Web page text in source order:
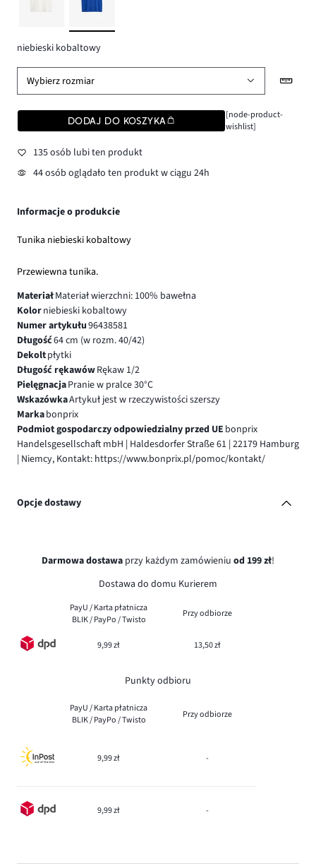
niebieski kobaltowy
Wybierz rozmiar
DODAJ DO KOSZYKA
[node-product-
wishlist]
135 osób lubi ten produkt
44 osób oglądało ten produkt w ciągu 24h
Informacje o produkcie
Tunika niebieski kobaltowy
Przewiewna tunika.
MateriałMateriał wierzchni: 100% bawełna
Kolorniebieski kobaltowy
Numer artykułu96438581
Długość64 cm (w rozm. 40/42)
Dekoltpłytki
Długość rękawówRękaw 1/2
PielęgnacjaPranie w pralce 30°C
WskazówkaArtykuł jest w rzeczywistości szerszy
Markabonprix
Podmiot gospodarczy odpowiedzialny przed UE bonprix
Handelsgesellschaft mbH | Haldesdorfer Straße 61 | 22179 Hamburg
| Niemcy, Kontakt: https://www.bonprix.pl/pomoc/kontakt/
Opcje dostawy
Darmowa dostawa przy każdym zamówieniu od 199 zł!
Dostawa do domu Kurierem
PayU / Karta płatnicza
BLIK / PayPo / Twisto
Przy odbiorze
9,99 zł 13,50 zł
Punkty odbioru
PayU / Karta płatnicza
BLIK / PayPo / Twisto
Przy odbiorze
9,99 zł -
9,99 zł -